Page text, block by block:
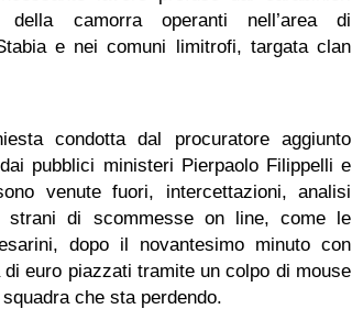
della camorra operanti nell’area di
e nei comuni limitrofi, targata clan
condotta dal procuratore aggiunto
pubblici ministeri Pierpaolo Filippelli e
venute fuori, intercettazioni, analisi
strani di scommesse on line, come le
dopo il novantesimo minuto con
euro piazzati tramite un colpo di mouse
che sta perdendo.